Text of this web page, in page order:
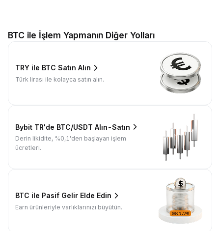
BTC ile İşlem Yapmanın Diğer Yolları
TRY ile BTC Satın Alın
Türk lirası ile kolayca satın alın.
Bybit TR'de BTC/USDT Alın-Satın
Derin likidite, %0,1'den başlayan işlem
ücretleri.
BTC ile Pasif Gelir Elde Edin
Earn ürünleriyle varlıklarınızı büyütün.